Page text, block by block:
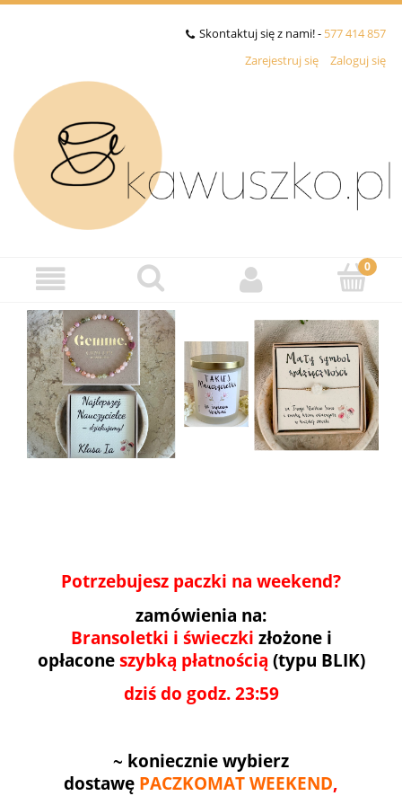
Skontaktuj się z nami! - 577 414 857
Zarejestruj się
Zaloguj się
Potrzebujesz paczki na weekend?
zamówienia na:
Bransoletki i świeczki złożone i
opłacone szybką płatnością (typu BLIK)
dziś do godz. 23:59
~ koniecznie wybierz
dostawę PACZKOMAT WEEKEND,